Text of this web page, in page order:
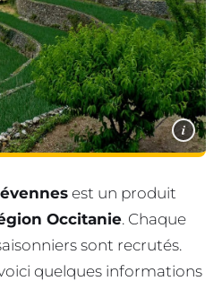
i
est un produit
Occitanie. Chaque
sont recrutés.
quelques informations